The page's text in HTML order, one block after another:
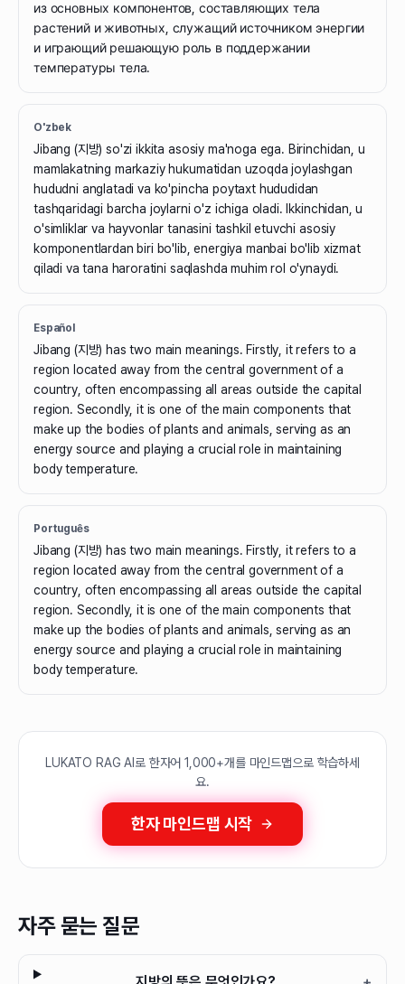
из основных компонентов, составляющих тела
растений и животных, служащий источником энергии
и играющий решающую роль в поддержании
температуры тела.
O'zbek
Jibang (지방) so'zi ikkita asosiy ma'noga ega. Birinchidan, u
mamlakatning markaziy hukumatidan uzoqda joylashgan
hududni anglatadi va ko'pincha poytaxt hududidan
tashqaridagi barcha joylarni o'z ichiga oladi. Ikkinchidan, u
o'simliklar va hayvonlar tanasini tashkil etuvchi asosiy
komponentlardan biri bo'lib, energiya manbai bo'lib xizmat
qiladi va tana haroratini saqlashda muhim rol o'ynaydi.
Español
Jibang (지방) has two main meanings. Firstly, it refers to a
region located away from the central government of a
country, often encompassing all areas outside the capital
region. Secondly, it is one of the main components that
make up the bodies of plants and animals, serving as an
energy source and playing a crucial role in maintaining
body temperature.
Português
Jibang (지방) has two main meanings. Firstly, it refers to a
region located away from the central government of a
country, often encompassing all areas outside the capital
region. Secondly, it is one of the main components that
make up the bodies of plants and animals, serving as an
energy source and playing a crucial role in maintaining
body temperature.
LUKATO RAG AI로 한자어 1,000+개를 마인드맵으로 학습하세
요.
한자 마인드맵 시작
자주 묻는 질문